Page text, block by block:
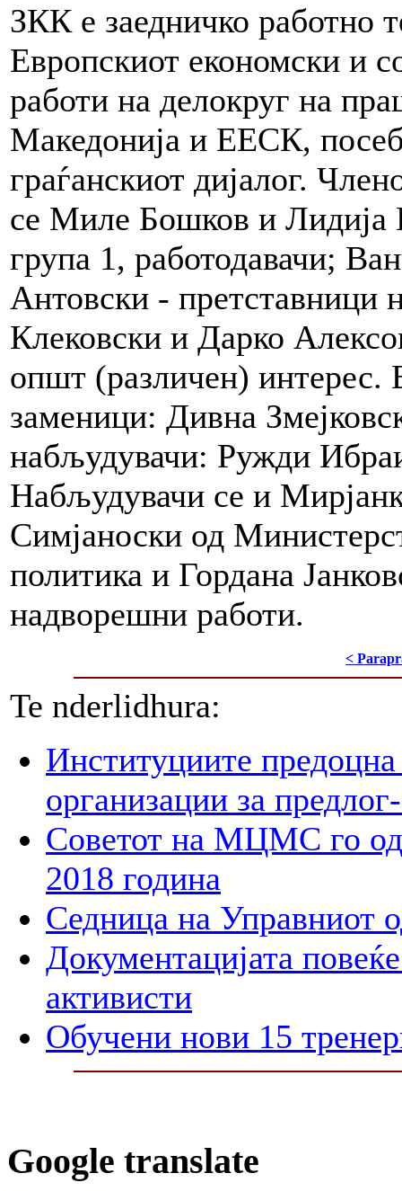
ЗКК е заедничко работно
Европскиот економски и
работи на делокруг на
Македонија и ЕЕСК,
граѓанскиот дијалог.
се Миле Бошков и Лидија
група 1, работодавачи;
Антовски - претставници
Клековски и Дарко
општ (различен) интерес.
заменици: Дивна
набљудувачи: Ружди
Набљудувачи се и
Симјаноски од
политика и Гордана
надворешни работи.
<
Te nderlidhura:
Институциите предоцна
организации за
Советот на МЦМС го
2018 година
Седница на
Документацијата
активисти
Обучени нови 15
Google translate